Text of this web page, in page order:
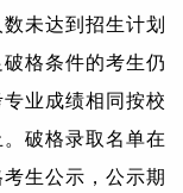
未达到招生计划
格条件的考生仍
业成绩相同按校
破格录取名单在
生公示，公示期